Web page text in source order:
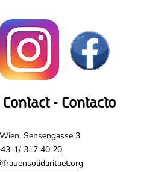
- Contacto
Sensengasse 3
1/ 317 40 20